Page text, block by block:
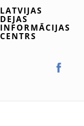
LATVIJAS
DEJAS
INFORMĀCIJAS
CENTRS